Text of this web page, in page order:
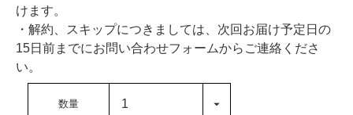
けます。
・解約、スキップにつきましては、次回お届け予定日の
15日前までにお問い合わせフォームからご連絡くださ
い。